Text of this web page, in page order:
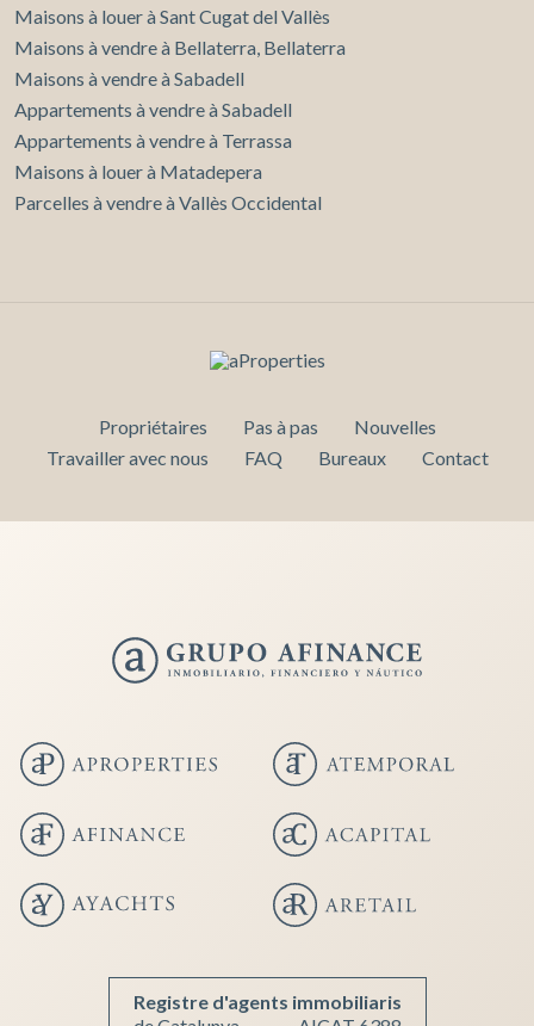
Maisons à louer à Sant Cugat del Vallès
Maisons à vendre à Bellaterra, Bellaterra
Maisons à vendre à Sabadell
Appartements à vendre à Sabadell
Appartements à vendre à Terrassa
Maisons à louer à Matadepera
Parcelles à vendre à Vallès Occidental
Propriétaires Pas à pas
Nouvelles
Travailler avec nous
FAQ Bureaux Contact
Registre d'agents immobiliaris